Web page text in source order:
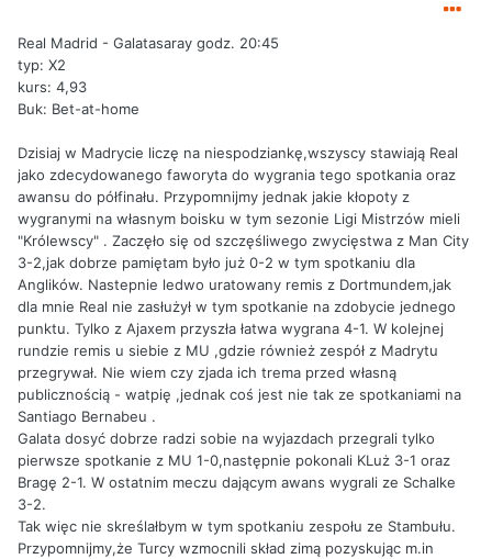
Real Madrid - Galatasaray godz. 20:45
typ: X2
kurs: 4,93
Buk: Bet-at-home
Dzisiaj w Madrycie liczę na niespodziankę,wszyscy stawiają Real
jako zdecydowanego faworyta do wygrania tego spotkania oraz
awansu do półfinału. Przypomnijmy jednak jakie kłopoty z
wygranymi na własnym boisku w tym sezonie Ligi Mistrzów mieli
"Królewscy" . Zaczęło się od szczęśliwego zwycięstwa z Man City
3-2,jak dobrze pamiętam było już 0-2 w tym spotkaniu dla
Anglików. Nastepnie ledwo uratowany remis z Dortmundem,jak
dla mnie Real nie zasłużył w tym spotkanie na zdobycie jednego
punktu. Tylko z Ajaxem przyszła łatwa wygrana 4-1. W kolejnej
rundzie remis u siebie z MU ,gdzie również zespół z Madrytu
przegrywał. Nie wiem czy zjada ich trema przed własną
publicznością - watpię ,jednak coś jest nie tak ze spotkaniami na
Santiago Bernabeu .
Galata dosyć dobrze radzi sobie na wyjazdach przegrali tylko
pierwsze spotkanie z MU 1-0,następnie pokonali KLuż 3-1 oraz
Bragę 2-1. W ostatnim meczu dającym awans wygrali ze Schalke
3-2.
Tak więc nie skreślałbym w tym spotkaniu zespołu ze Stambułu.
Przypomnijmy,że Turcy wzmocnili skład zimą pozyskując m.in